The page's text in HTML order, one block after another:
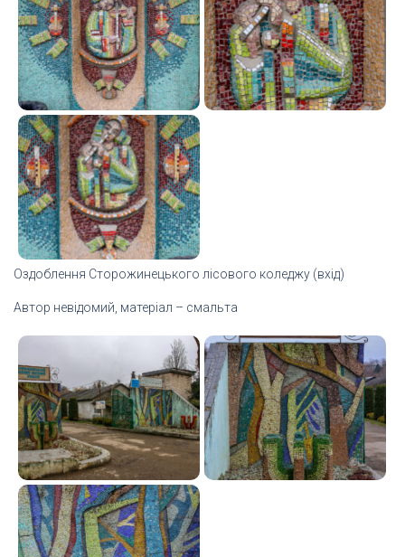
Оздоблення Сторожинецького лісового коледжу (вхід)
Автор невідомий, матеріал – смальта